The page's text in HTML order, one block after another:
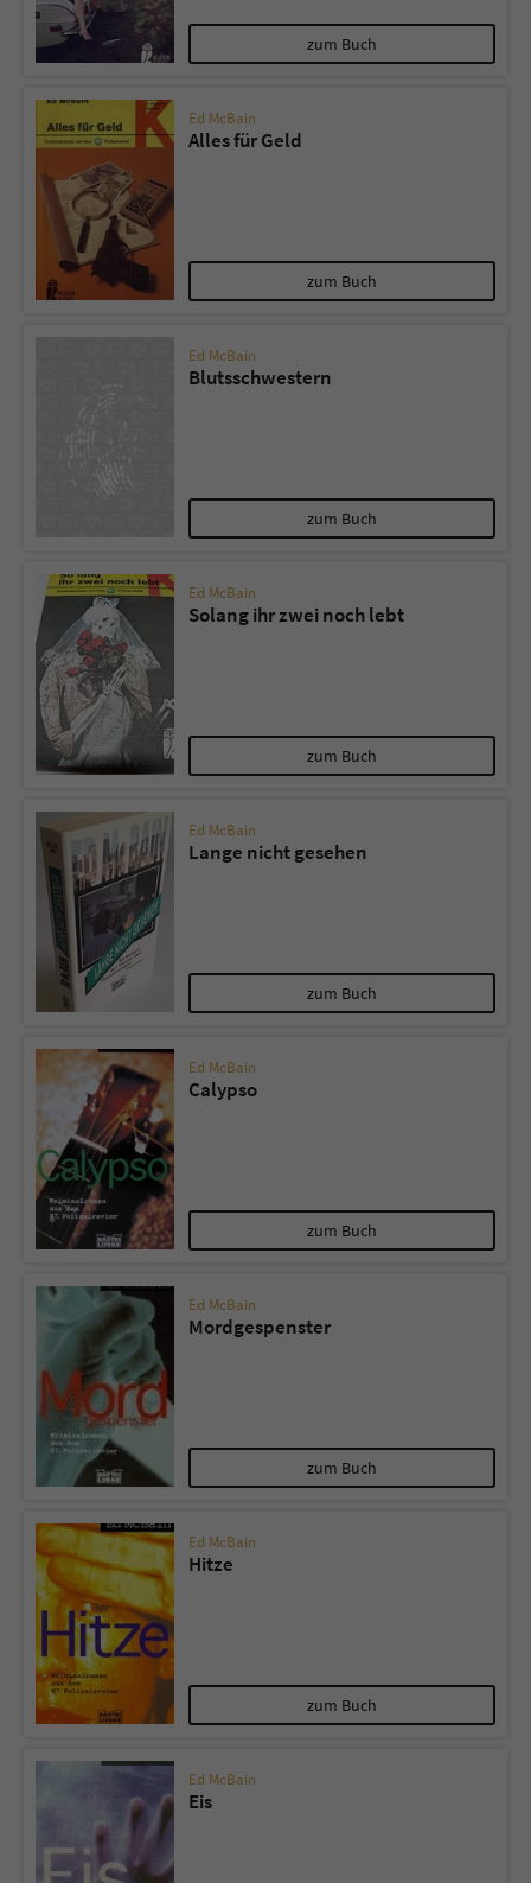
zum Buch
Ed McBain
Alles für Geld
zum Buch
Ed McBain
Blutsschwestern
zum Buch
Ed McBain
Solang ihr zwei noch lebt
zum Buch
Ed McBain
Lange nicht gesehen
zum Buch
Ed McBain
Calypso
zum Buch
Ed McBain
Mordgespenster
zum Buch
Ed McBain
Hitze
zum Buch
Ed McBain
Eis